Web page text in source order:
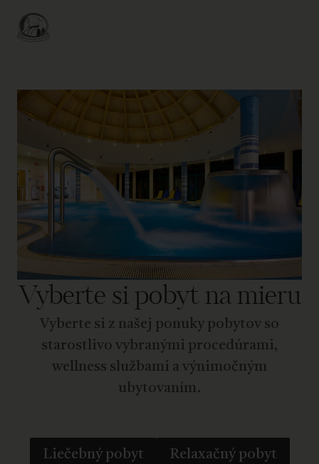
Vyberte si pobyt na mieru
Vyberte si z našej ponuky pobytov so
starostlivo vybranými procedúrami,
wellness službami a výnimočným
ubytovaním.
Liečebný pobyt Relaxačný pobyt